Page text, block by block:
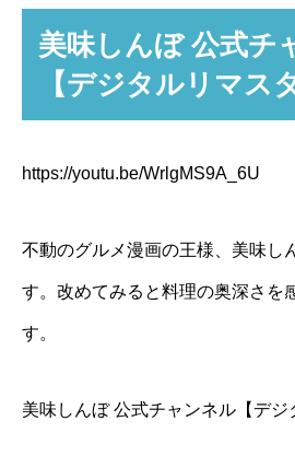
美味しんぼ 公式チ
【デジタルリマス
https://youtu.be/WrlgMS9A_6U
不動のグルメ漫画の王様、美味し
す。改めてみると料理の奥深さを
す。
美味しんぼ 公式チャンネル【デジ